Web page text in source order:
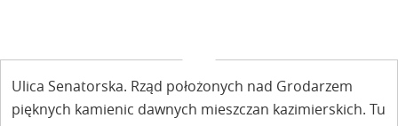
Ulica Senatorska. Rząd położonych nad Grodarzem
pięknych kamienic dawnych mieszczan kazimierskich. Tu